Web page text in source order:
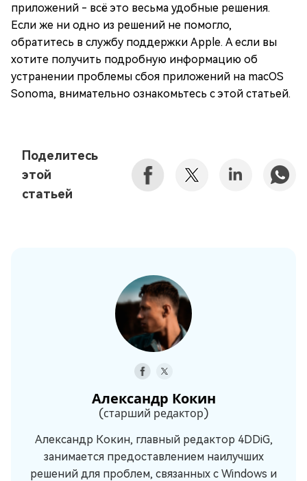
приложений - всё это весьма удобные решения.
Если же ни одно из решений не помогло,
обратитесь в службу поддержки Apple. А если вы
хотите получить подробную информацию об
устранении проблемы сбоя приложений на macOS
Sonoma, внимательно ознакомьтесь с этой статьей.
Поделитесь
этой
статьей
Александр Кокин
(старший редактор)
Александр Кокин, главный редактор 4DDiG,
занимается предоставлением наилучших
решений для проблем, связанных с Windows и